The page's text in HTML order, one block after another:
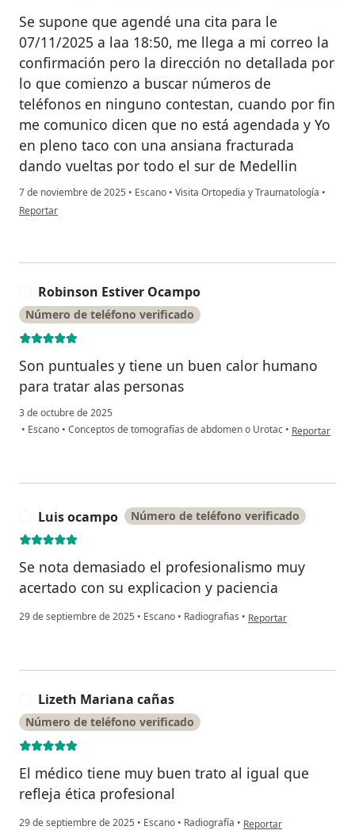
Se supone que agendé una cita para le
07/11/2025 a laa 18:50, me llega a mi correo la
confirmación pero la dirección no detallada por
lo que comienzo a buscar números de
teléfonos en ninguno contestan, cuando por fin
me comunico dicen que no está agendada y Yo
en pleno taco con una ansiana fracturada
dando vueltas por todo el sur de Medellin
7 de noviembre de 2025 • Escano • Visita Ortopedia y Traumatología •
en opinión del usuario Lina Carvajal
Reportar
Robinson Estiver Ocampo
Número de teléfono verificado
Son puntuales y tiene un buen calor humano
para tratar alas personas
3 de octubre de 2025
• Escano • Conceptos de tomografías de abdomen o Urotac • en opinión
Reportar
Luis ocampo Número de teléfono verificado
Se nota demasiado el profesionalismo muy
acertado con su explicacion y paciencia
29 de septiembre de 2025 • Escano • Radiografias • en opinión del usuario
Reportar
Lizeth Mariana cañas
Número de teléfono verificado
El médico tiene muy buen trato al igual que
refleja ética profesional
29 de septiembre de 2025 • Escano • Radiografía • en opinión del usuario
Reportar